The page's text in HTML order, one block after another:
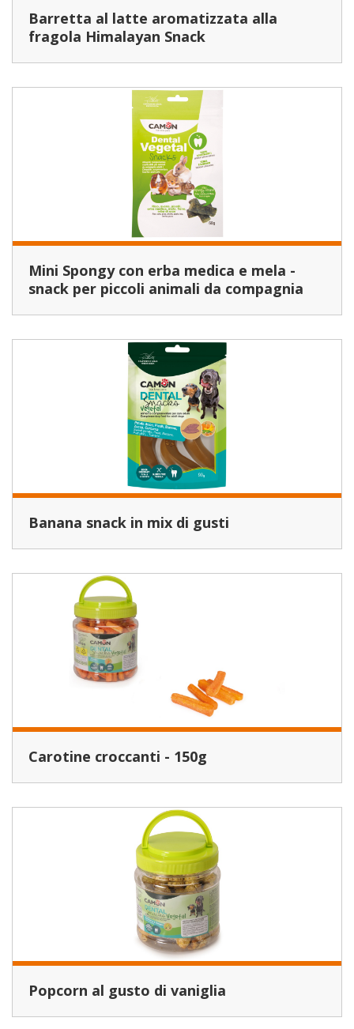
Barretta al latte aromatizzata alla
fragola Himalayan Snack
Mini Spongy con erba medica e mela -
snack per piccoli animali da compagnia
Banana snack in mix di gusti
Carotine croccanti - 150g
Popcorn al gusto di vaniglia